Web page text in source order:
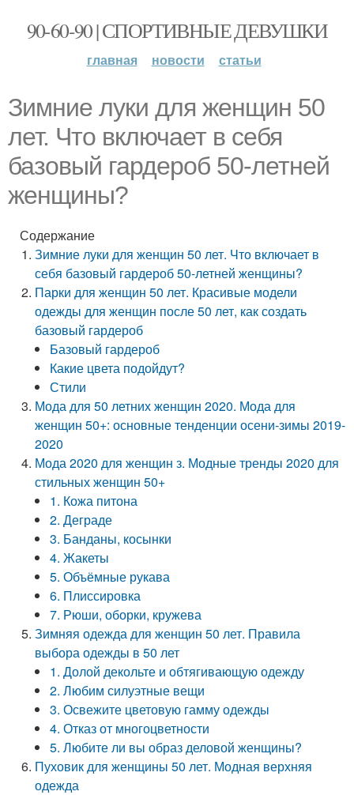
90-60-90 | СПОРТИВНЫЕ ДЕВУШКИ
главная новости статьи
Зимние луки для женщин 50
лет. Что включает в себя
базовый гардероб 50-летней
женщины?
Содержание
Зимние луки для женщин 50 лет. Что включает в
себя базовый гардероб 50-летней женщины?
Парки для женщин 50 лет. Красивые модели
одежды для женщин после 50 лет, как создать
базовый гардероб
Базовый гардероб
Какие цвета подойдут?
Стили
Мода для 50 летних женщин 2020. Мода для
женщин 50+: основные тенденции осени-зимы 2019-
2020
Мода 2020 для женщин з. Модные тренды 2020 для
стильных женщин 50+
1. Кожа питона
2. Деграде
3. Банданы, косынки
4. Жакеты
5. Объёмные рукава
6. Плиссировка
7. Рюши, оборки, кружева
Зимняя одежда для женщин 50 лет. Правила
выбора одежды в 50 лет
1. Долой декольте и обтягивающую одежду
2. Любим силуэтные вещи
3. Освежите цветовую гамму одежды
4. Отказ от многоцветности
5. Любите ли вы образ деловой женщины?
Пуховик для женщины 50 лет. Модная верхняя
одежда